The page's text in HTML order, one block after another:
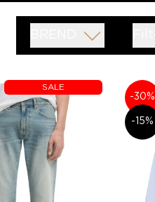
SALE
-30%
-15%